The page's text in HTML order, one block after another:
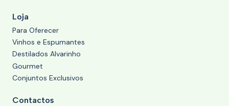
Loja
Para Oferecer
Vinhos e Espumantes
Destilados Alvarinho
Gourmet
Conjuntos Exclusivos
Contactos